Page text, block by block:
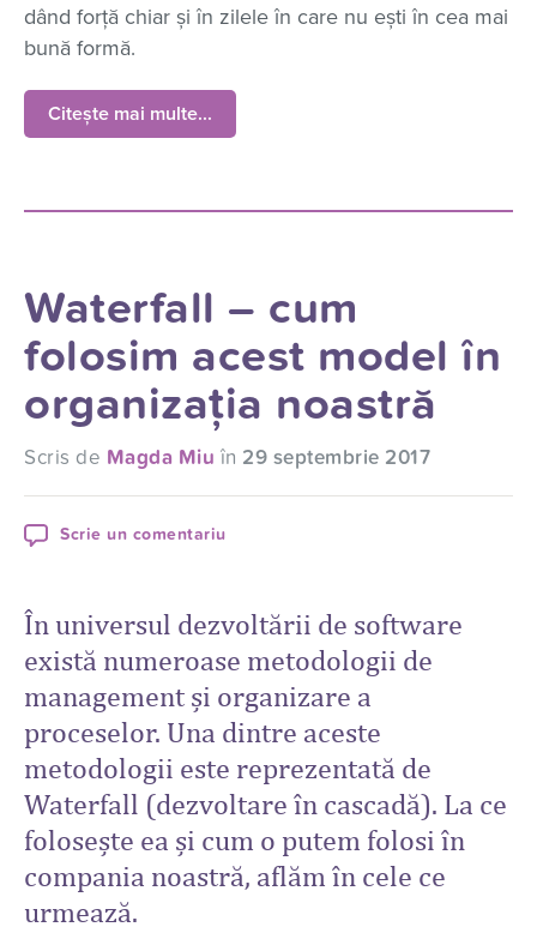
dând forță chiar și în zilele în care nu ești în cea mai
bună formă.
Citește mai multe...
Waterfall – cum
folosim acest model în
organizația noastră
Scris de Magda Miu în 29 septembrie 2017
Scrie un comentariu
În universul dezvoltării de software
există numeroase metodologii de
management și organizare a
proceselor. Una dintre aceste
metodologii este reprezentată de
Waterfall (dezvoltare în cascadă). La ce
folosește ea și cum o putem folosi în
compania noastră, aflăm în cele ce
urmează.